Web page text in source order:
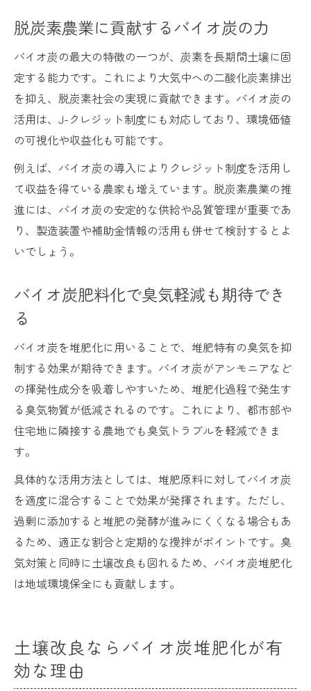
脱炭素農業に貢献するバイオ炭の力
バイオ炭の最大の特徴の一つが、炭素を長期間土壌に固
定する能力です。これにより大気中への二酸化炭素排出
を抑え、脱炭素社会の実現に貢献できます。バイオ炭の
活用は、J-クレジット制度にも対応しており、環境価値
の可視化や収益化も可能です。
例えば、バイオ炭の導入によりクレジット制度を活用し
て収益を得ている農家も増えています。脱炭素農業の推
進には、バイオ炭の安定的な供給や品質管理が重要であ
り、製造装置や補助金情報の活用も併せて検討するとよ
いでしょう。
バイオ炭肥料化で臭気軽減も期待でき
る
バイオ炭を堆肥化に用いることで、堆肥特有の臭気を抑
制する効果が期待できます。バイオ炭がアンモニアなど
の揮発性成分を吸着しやすいため、堆肥化過程で発生す
る臭気物質が低減されるのです。これにより、都市部や
住宅地に隣接する農地でも臭気トラブルを軽減できま
す。
具体的な活用方法としては、堆肥原料に対してバイオ炭
を適度に混合することで効果が発揮されます。ただし、
過剰に添加すると堆肥の発酵が進みにくくなる場合もあ
るため、適正な割合と定期的な攪拌がポイントです。臭
気対策と同時に土壌改良も図れるため、バイオ炭堆肥化
は地域環境保全にも貢献します。
土壌改良ならバイオ炭堆肥化が有
効な理由